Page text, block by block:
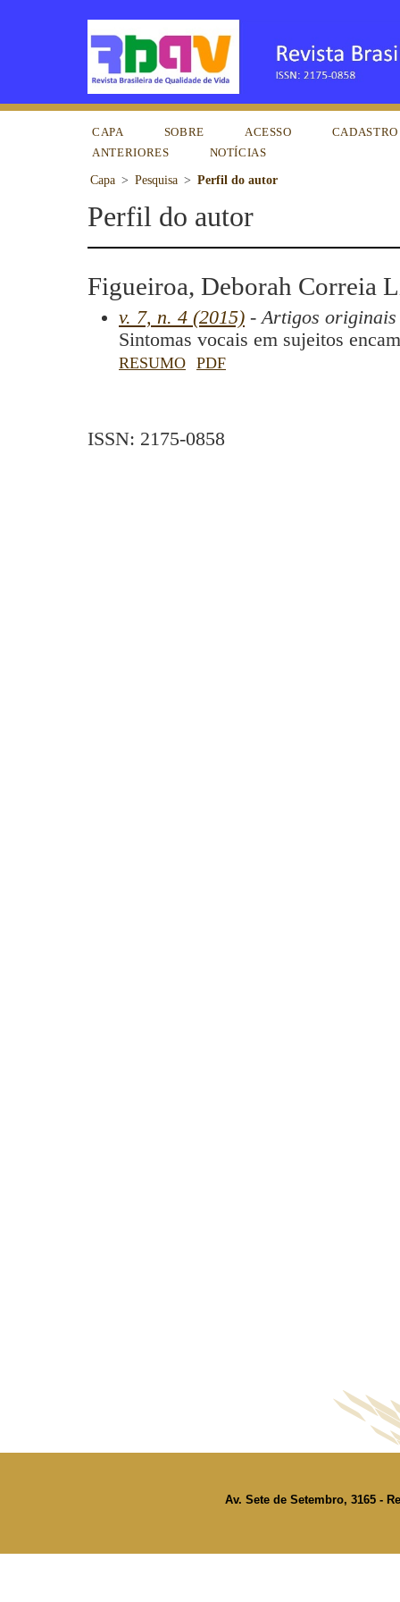
CAPA SOBRE ACESSO
CADASTRO
ANTERIORES
NOTÍCIAS
Capa > Pesquisa > Perfil do autor
Perfil do autor
Figueiroa, Deborah Correia
v. 7, n. 4 (2015) - Artigos originais
Sintomas vocais em sujeitos
RESUMO PDF
ISSN: 2175-0858
Av. Sete de Setembro, 3165 -